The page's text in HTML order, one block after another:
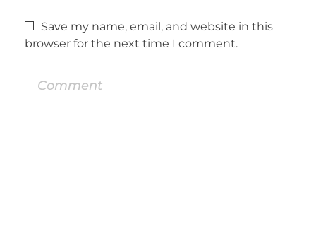
Save my name, email, and website in this
browser for the next time I comment.